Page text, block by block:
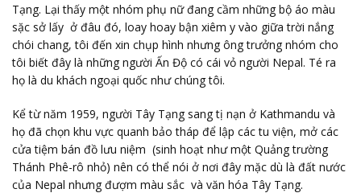
Tạng. Lại thấy một nhóm phụ nữ đang cầm những bộ áo màu
sặc sở lấy ở đâu đó, loay hoay bận xiêm y vào giữa trời nắng
chói chang, tôi đến xin chụp hình nhưng ông trưởng nhóm cho
tôi biết đây là những người Ấn Độ có cái vỏ người Nepal. Té ra
họ là du khách ngoại quốc như chúng tôi.
Kể từ năm 1959, người Tây Tạng sang tị nạn ở Kathmandu và
họ đã chọn khu vực quanh bảo tháp để lập các tu viện, mở các
cửa tiệm bán đồ lưu niệm (sinh hoạt như một Quảng trường
Thánh Phê-rô nhỏ) nên có thể nói ở nơi đây mặc dù là đất nước
của Nepal nhưng đượm màu sắc và văn hóa Tây Tạng.